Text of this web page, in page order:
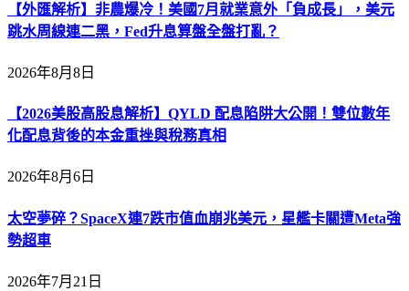
【外匯解析】非農爆冷！美國7月就業意外「負成長」，美元
跳水周線連二黑，Fed升息算盤全盤打亂？
2026年8月8日
【2026美股高股息解析】QYLD 配息陷阱大公開！雙位數年
化配息背後的本金重挫與稅務真相
2026年8月6日
太空夢碎？SpaceX連7跌市值血崩兆美元，星艦卡關遭Meta強
勢超車
2026年7月21日